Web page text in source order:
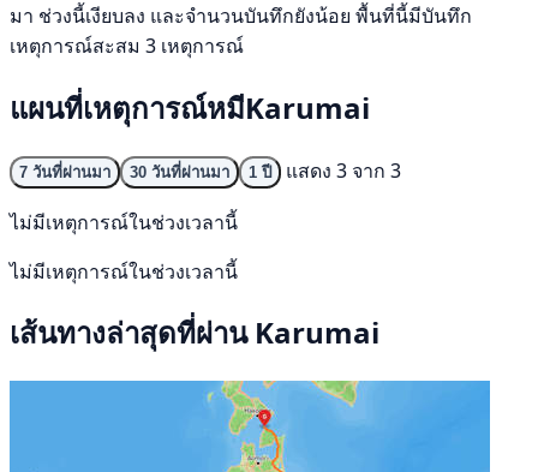
มา ช่วงนี้เงียบลง และจำนวนบันทึกยังน้อย พื้นที่นี้มีบันทึก
เหตุการณ์สะสม 3 เหตุการณ์
แผนที่เหตุการณ์หมีKarumai
7 วันที่ผ่านมา 30 วันที่ผ่านมา 1 ปี
แสดง 3 จาก 3
ไม่มีเหตุการณ์ในช่วงเวลานี้
ไม่มีเหตุการณ์ในช่วงเวลานี้
เส้นทางล่าสุดที่ผ่าน Karumai